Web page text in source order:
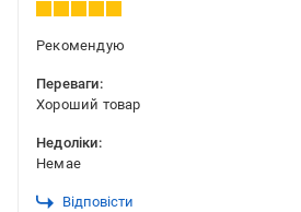
Рекомендую
Переваги:
Хороший товар
Недоліки:
Немае
Відповісти